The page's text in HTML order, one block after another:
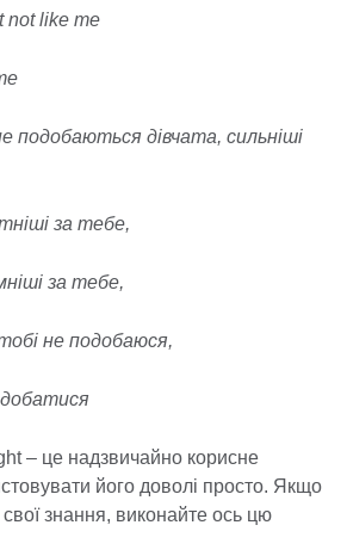
not like me
подобаються дівчата, сильніші
за тебе,
за тебе,
не подобаюся,
– це надзвичайно корисне
його доволі просто. Якщо
знання, виконайте ось цю